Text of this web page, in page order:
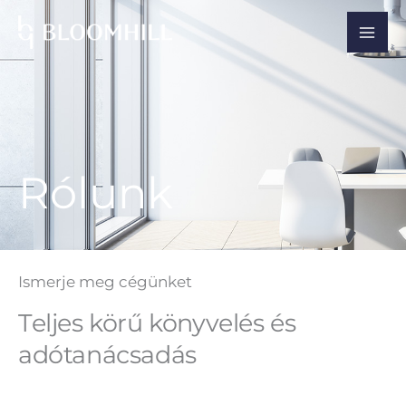
content
Rólunk
Ismerje meg cégünket
Teljes körű könyvelés és
adótanácsadás